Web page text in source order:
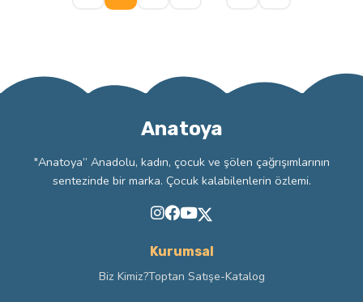
Anatoya
"Anatoya” Anadolu, kadın, çocuk ve şölen çağrışımlarının
sentezinde bir marka. Çocuk kalabilenlerin özlemi.
Kurumsal
Biz Kimiz?Toptan Satışe-Katalog